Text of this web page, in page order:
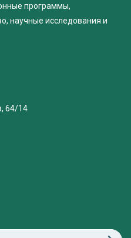
программы,
научные исследования и
64/14